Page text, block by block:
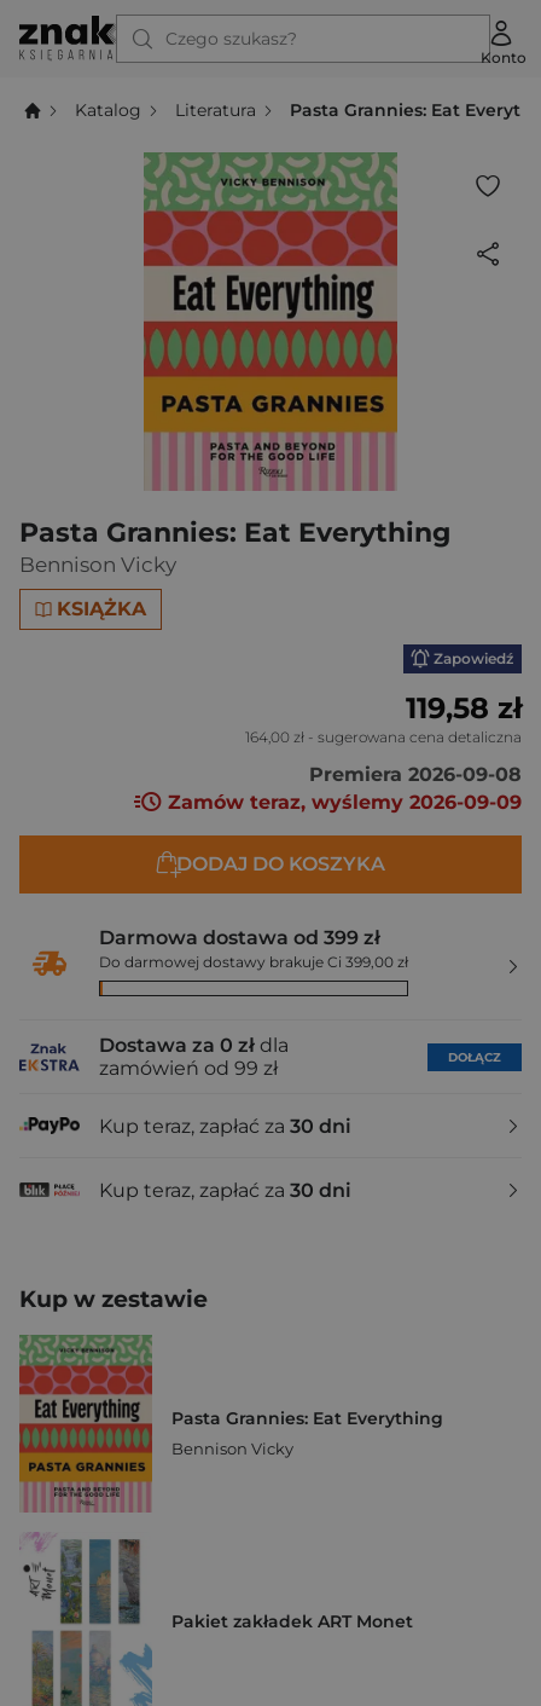
Czego szukasz?
Konto
Katalog Literatura Pasta Grannies: Eat
Pasta Grannies: Eat Everything
Bennison Vicky
KSIĄŻKA
Zapowiedź
119,58 zł
164,00 zł - sugerowana cena detaliczna
Premiera 2026-09-08
Zamów teraz, wyślemy 2026-09-09
DODAJ DO KOSZYKA
Darmowa dostawa od 399 zł
Do darmowej dostawy brakuje Ci 399,00 zł
Dostawa za 0 zł dla
zamówień od 99 zł
DOŁĄCZ
Kup teraz, zapłać za 30 dni
Kup teraz, zapłać za 30 dni
Kup w zestawie
Pasta Grannies: Eat Everything
Bennison Vicky
Pakiet zakładek ART Monet